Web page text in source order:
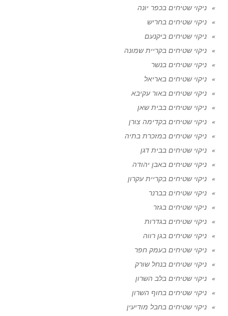
ניקוי שטיחים בכפר יונה
ניקוי שטיחים בחריש
ניקוי שטיחים ביקנעם
ניקוי שטיחים בקריית שמונה
ניקוי שטיחים בנשר
ניקוי שטיחים באריאל
ניקוי שטיחים באור עקיבא
ניקוי שטיחים בבית שאן
ניקוי שטיחים בקדימה צורן
ניקוי שטיחים במזכרת בתיה
ניקוי שטיחים בבית דגן
ניקוי שטיחים באבן יהודה
ניקוי שטיחים בקריית עקרון
ניקוי שטיחים בברנר
ניקוי שטיחים בגזר
ניקוי שטיחים בגדרות
ניקוי שטיחים בגן רווה
ניקוי שטיחים בעמק חפר
ניקוי שטיחים בנחל שורק
ניקוי שטיחים בלב השרון
ניקוי שטיחים בחוף השרון
ניקוי שטיחים בחבל מודיעין